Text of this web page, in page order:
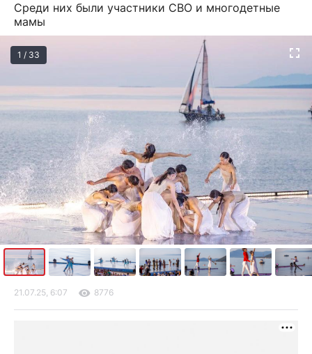
Среди них были участники СВО и многодетные
мамы
1 / 33
21.07.25, 6:07 8776